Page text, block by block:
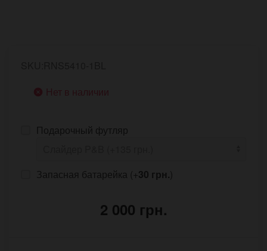
Нет в наличии
Подарочный футляр
Запасная батарейка (+30 грн.)
2 000 грн.